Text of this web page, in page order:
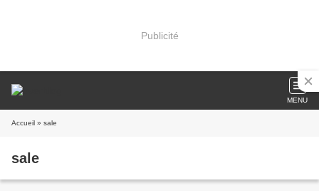
Publicité
MENU
Accueil » sale
sale